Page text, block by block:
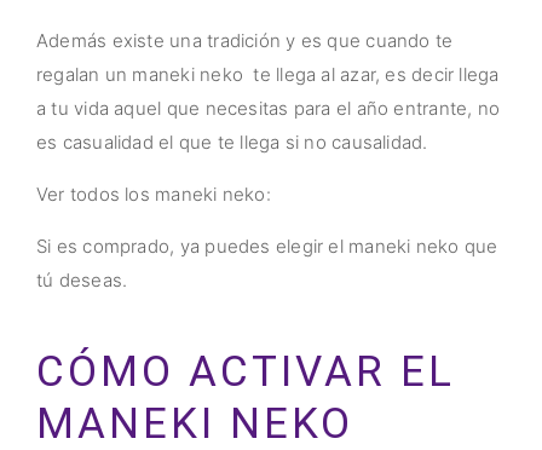
Además existe una tradición y es que cuando te
regalan un maneki neko te llega al azar, es decir llega
a tu vida aquel que necesitas para el año entrante, no
es casualidad el que te llega si no causalidad.
Ver todos los maneki neko:
Si es comprado, ya puedes elegir el maneki neko que
tú deseas.
CÓMO ACTIVAR EL
MANEKI NEKO